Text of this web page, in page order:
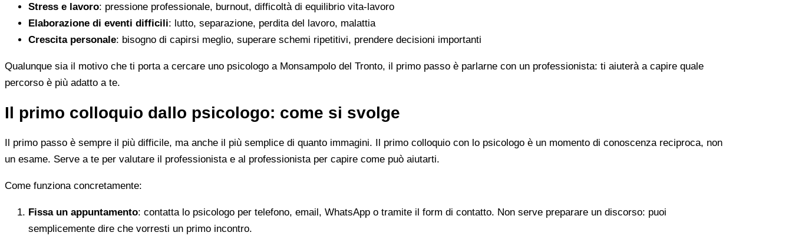
Stress e lavoro: pressione professionale, burnout, difficoltà di equilibrio vita-lavoro
Elaborazione di eventi difficili: lutto, separazione, perdita del lavoro, malattia
Crescita personale: bisogno di capirsi meglio, superare schemi ripetitivi, prendere decisioni importanti
Qualunque sia il motivo che ti porta a cercare uno psicologo a Monsampolo del Tronto, il primo passo è parlarne con un professionista: ti aiuterà a capire quale
percorso è più adatto a te.
Il primo colloquio dallo psicologo: come si svolge
Il primo passo è sempre il più difficile, ma anche il più semplice di quanto immagini. Il primo colloquio con lo psicologo è un momento di conoscenza reciproca, non
un esame. Serve a te per valutare il professionista e al professionista per capire come può aiutarti.
Come funziona concretamente:
Fissa un appuntamento: contatta lo psicologo per telefono, email, WhatsApp o tramite il form di contatto. Non serve preparare un discorso: puoi
semplicemente dire che vorresti un primo incontro.